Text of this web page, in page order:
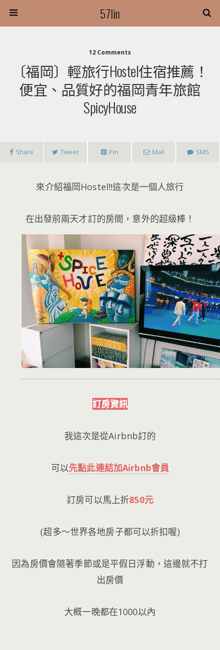
57lin
12 Comments
〔福岡〕輕旅行Hostel住宿推薦！
便宜、品質好的福岡青年旅館
SpicyHouse
Share Tweet Pin Mail SMS
來介紹福岡Hostel!!這次是一個人旅行
在出發前兩天才訂的房間，意外的超級棒！
訂房資訊
我這次是從Airbnb訂的
可以先點此連結加Airbnb會員
訂房可以馬上折850元
(超多～世界各地房子都可以折扣喔)
因為房價會隨著季節或是平假日浮動，這邊就不打
出房價
大概一晚都在1000以內